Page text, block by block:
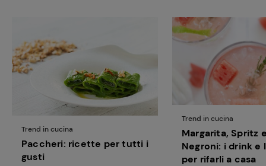
Trend in cucina
Paccheri: ricette per tutti i
gusti
Trend in cucina
Margarita, Spritz
Negroni: i drink
per rifarli a casa